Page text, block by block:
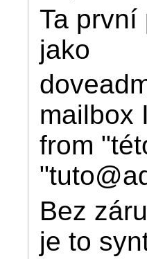
Ta první
jako
mailbox
from
Bez
je to